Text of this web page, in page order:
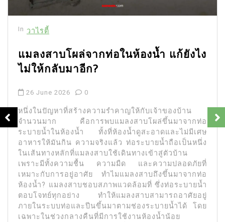
ากท่อในห้องน้ำ แก้ยังไง
วามรำคาญให้กับเจ้าของบ้าน
รพบแมลงสาบโผล่ขึ้นมาจากท่อ
ทั้งที่ห้องน้ำดูสะอาดและไม่มีเศษ
มจริงแล้ว ท่อระบายน้ำถือเป็นหนึ่ง
งสาบใช้เดินทางเข้าสู่ตัวบ้าน
น ความมืด และความปลอดภัยที่
ศัย ทำไมแมลงสาบถึงขึ้นมาจากท่อ
อบสภาพแวดล้อมที่ ซึ่งท่อระบายน้ำ
ทำให้แมลงสาบสามารถอาศัยอยู่
ปีนขึ้นมาตามช่องระบายน้ำได้ โดย
นที่มีการใช้งานห้องน้ำน้อย
จับเวลาถูก
แมลงสาบเป็นหนึ่
เจอ แต่กลับพบได้
มีเศษอาหาร โดย
อาจสงสัยว่า ทำไ
ไฟตอนดึกกลับพบ
แล้วพฤติกรรมนี้เกี่
ของแมลงสาบโด
มากที่สุด? แม
(Nocturnal
พระอาทิตย์ตกดิน
ช่วง นี่คือเหตุผล